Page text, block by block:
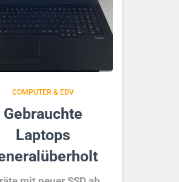
COMPUTER & EDV
Gebrauchte
Laptops